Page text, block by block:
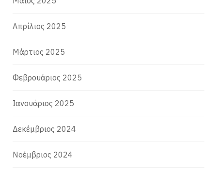
Απρίλιος 2025
Μάρτιος 2025
Φεβρουάριος 2025
Ιανουάριος 2025
Δεκέμβριος 2024
Νοέμβριος 2024